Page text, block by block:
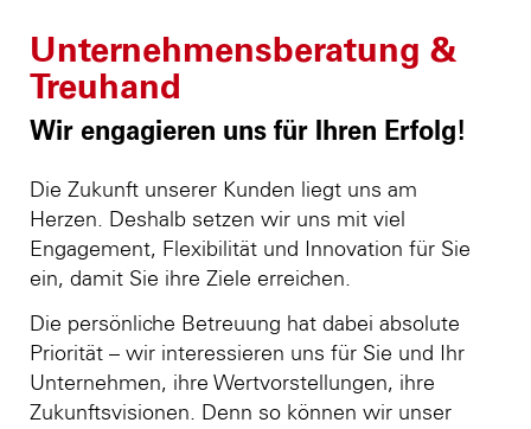
Unternehmensberatung &
Treuhand
Wir engagieren uns für Ihren Erfolg!
Die Zukunft unserer Kunden liegt uns am
Herzen. Deshalb setzen wir uns mit viel
Engagement, Flexibilität und Innovation für Sie
ein, damit Sie ihre Ziele erreichen.
Die persönliche Betreuung hat dabei absolute
Priorität – wir interessieren uns für Sie und Ihr
Unternehmen, ihre Wertvorstellungen, ihre
Zukunftsvisionen. Denn so können wir unser